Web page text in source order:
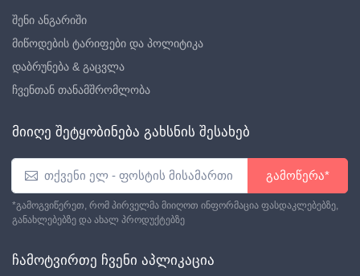
შენი ანგარიში
მიწოდების ტარიფები და პოლიტიკა
დაბრუნება & გაცვლა
ჩვენთან თანამშრომლობა
მიიღე შეტყობინება გახსნის შესახებ
გამოწერა*
*გამოგვიწერეთ, რომ პირველმა მიიღოთ ინფორმაცია ფასდაკლებებზე,
განახლებებზე და ახალ პროდუქტებზე
ჩამოტვირთე ჩვენი აპლიკაცია